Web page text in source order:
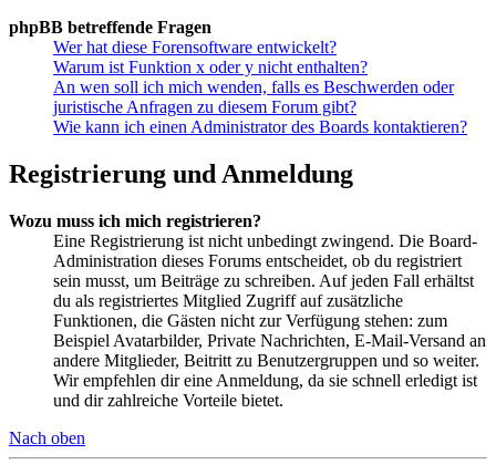
phpBB betreffende Fragen
Wer hat diese Forensoftware entwickelt?
Warum ist Funktion x oder y nicht enthalten?
An wen soll ich mich wenden, falls es Beschwerden oder
juristische Anfragen zu diesem Forum gibt?
Wie kann ich einen Administrator des Boards kontaktieren?
Registrierung und Anmeldung
Wozu muss ich mich registrieren?
Eine Registrierung ist nicht unbedingt zwingend. Die Board-
Administration dieses Forums entscheidet, ob du registriert
sein musst, um Beiträge zu schreiben. Auf jeden Fall erhältst
du als registriertes Mitglied Zugriff auf zusätzliche
Funktionen, die Gästen nicht zur Verfügung stehen: zum
Beispiel Avatarbilder, Private Nachrichten, E-Mail-Versand an
andere Mitglieder, Beitritt zu Benutzergruppen und so weiter.
Wir empfehlen dir eine Anmeldung, da sie schnell erledigt ist
und dir zahlreiche Vorteile bietet.
Nach oben